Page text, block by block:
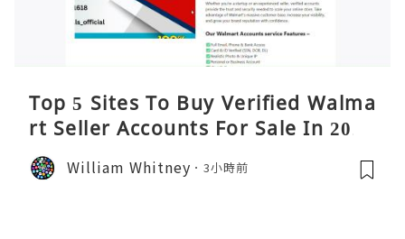
Top 5 Sites To Buy Verified Walma
rt Seller Accounts For Sale In 2026
William Whitney 3小時前